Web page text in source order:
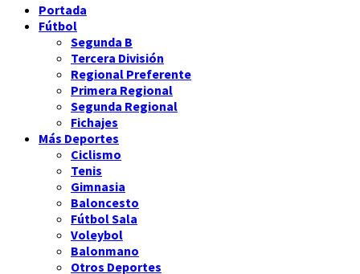
Portada
Fútbol
Segunda B
Tercera División
Regional Preferente
Primera Regional
Segunda Regional
Fichajes
Más Deportes
Ciclismo
Tenis
Gimnasia
Baloncesto
Fútbol Sala
Voleybol
Balonmano
Otros Deportes